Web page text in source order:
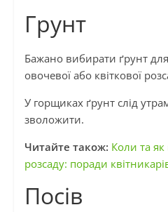
Грунт
Бажано вибирати ґрунт
овочевої або квіткової
У горщиках ґрунт слід
зволожити.
Читайте також: Коли та як
розсаду: поради
Посів